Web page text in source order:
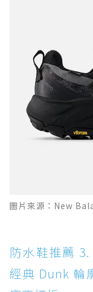
圖片來源：New
防水鞋推薦 3.
經典 Dunk 輪